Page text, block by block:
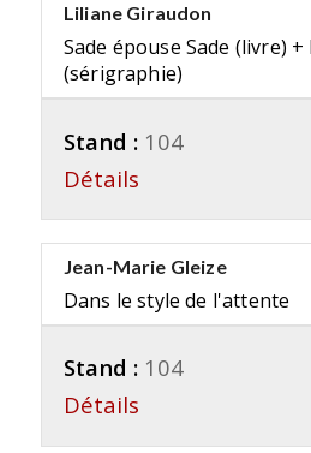
Liliane Giraudon
Sade épouse Sade (livre)
(sérigraphie)
Stand : 104
Détails
Jean-Marie Gleize
Dans le style de l'attente
Stand : 104
Détails